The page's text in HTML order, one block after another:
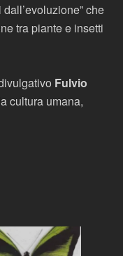
che
tra piante e insetti
Fulvio
cultura umana,